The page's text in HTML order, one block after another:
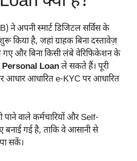
ने अपनी स्मार्ट डिजिटल सर्विस के
किया है, जहां ग्राहक बिना दस्तावेज़
गए और बिना किसी लंबे वेरिफिकेशन के
Loanले सकते हैं। पूरी
आधार आधारित e-KYC पर आधारित
वाले कर्मचारियों और Self-
बनाई गई है, ताकि वे आसानी से
पा सकें।